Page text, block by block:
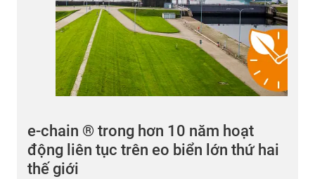
e-chain ® trong hơn 10 năm hoạt
động liên tục trên eo biển lớn thứ hai
thế giới